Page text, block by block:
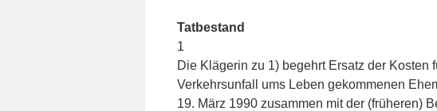
Tatbestand
1
Die Klägerin zu 1) begehrt Ersatz der
Verkehrsunfall ums Leben gekommenen
19. März 1990 zusammen mit der (früheren)